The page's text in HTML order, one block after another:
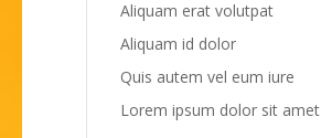
Aliquam erat volutpat
Aliquam id dolor
Quis autem vel eum iure
Lorem ipsum dolor sit amet